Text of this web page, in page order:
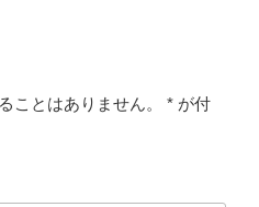
ことはありません。 * が付